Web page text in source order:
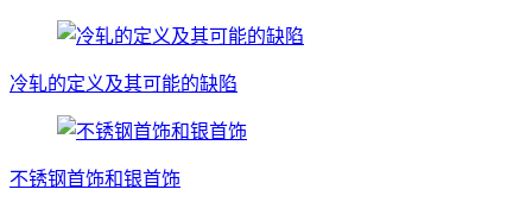
冷轧的定义及其可能的缺陷
不锈钢首饰和银首饰